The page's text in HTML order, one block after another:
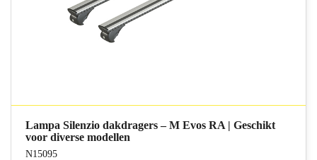
Lampa Silenzio dakdragers – M Evos RA | Geschikt
voor diverse modellen
N15095